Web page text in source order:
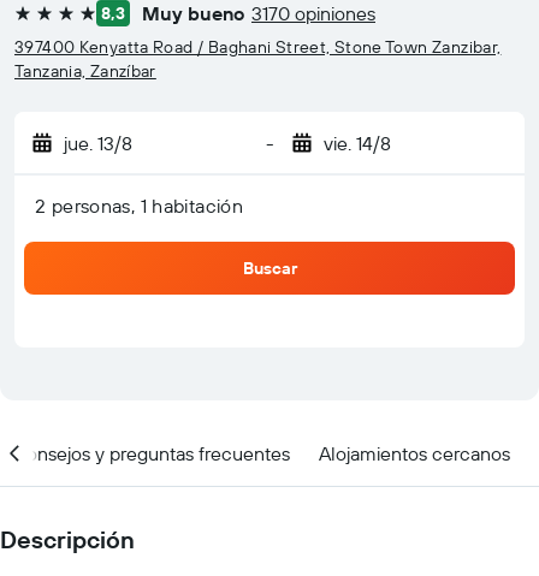
4 estrellas8,3 Muy bueno 3170 opiniones
397400 Kenyatta Road / Baghani Street, Stone Town Zanzibar,
Tanzania, Zanzíbar
jue. 13/8 - vie. 14/8
2 personas, 1 habitación
Buscar
Consejos y preguntas frecuentes Alojamientos cercanos
Descripción